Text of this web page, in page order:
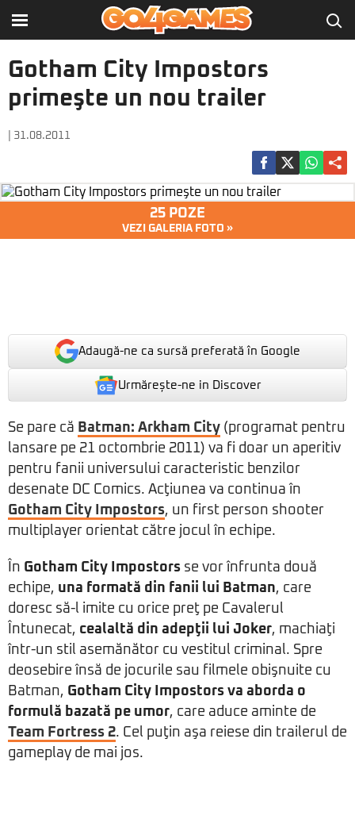
Gotham City Impostors
primeşte un nou trailer
| 31.08.2011
25 POZE
VEZI GALERIA FOTO »
Adaugă-ne ca sursă preferată în Google
Urmărește-ne in Discover
Se pare că Batman: Arkham City (programat pentru
lansare pe 21 octombrie 2011) va fi doar un aperitiv
pentru fanii universului caracteristic benzilor
desenate DC Comics. Acţiunea va continua în
Gotham City Impostors, un first person shooter
multiplayer orientat către jocul în echipe.
În Gotham City Impostors se vor înfrunta două
echipe, una formată din fanii lui Batman, care
doresc să-l imite cu orice preţ pe Cavalerul
Întunecat, cealaltă din adepţii lui Joker, machiaţi
într-un stil asemănător cu vestitul criminal. Spre
deosebire însă de jocurile sau filmele obişnuite cu
Batman, Gotham City Impostors va aborda o
formulă bazată pe umor, care aduce aminte de
Team Fortress 2. Cel puţin aşa reiese din trailerul de
gameplay de mai jos.